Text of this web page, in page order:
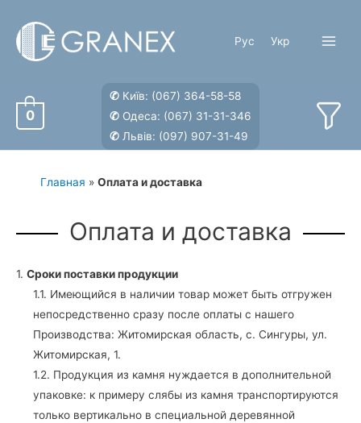
содержимому
Рус Укр
0
✆ Київ: (067) 364-58-58
✆ Одеса: (067) 31-31-346
✆ Львів: (097) 907-31-49
Главная » Оплата и доставка
Оплата и доставка
1. Сроки поставки продукции
1.1. Имеющийся в наличии товар может быть отгружен
непосредственно сразу после оплаты с нашего
Производства: Житомирская область, с. Сингуры, ул.
Житомирская, 1.
1.2. Продукция из камня нуждается в дополнительной
упаковке: к примеру слябы из камня транспортируются
только вертикально в специальной деревянной